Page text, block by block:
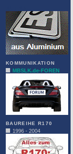
KOMMUNIKATION
MBSLK.de-FOREN
BAUREIHE R170
1996 - 2004